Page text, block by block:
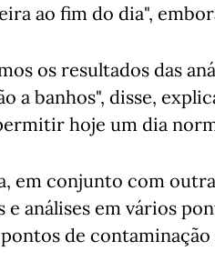
ao fim do dia",
os resultados das
a banhos", disse,
hoje um dia
em conjunto com
e análises em vários
de